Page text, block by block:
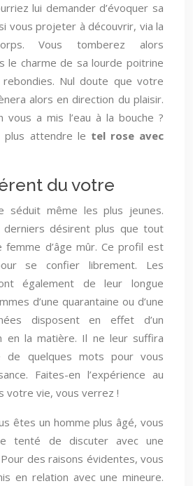
lui demander d’évoquer sa
vous projeter à découvrir, via la
Vous tomberez alors
le charme de sa lourde poitrine
Nul doute que votre
alors en direction du plaisir.
vous a mis l’eau à la bouche ?
plus attendre le tel rose avec
du votre
séduit même les plus jeunes.
derniers désirent plus que tout
femme d’âge mûr. Ce profil est
se confier librement. Les
également de leur longue
d’une quarantaine ou d’une
disposent en effet d’un
en la matière. Il ne leur suffira
de quelques mots pour vous
Faites-en l’expérience au
votre vie, vous verrez !
êtes un homme plus âgé, vous
tenté de discuter avec une
des raisons évidentes, vous
en relation avec une mineure.